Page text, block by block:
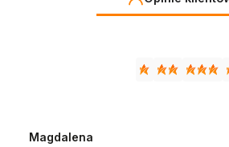
Magdalena